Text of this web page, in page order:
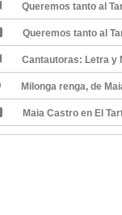
Queremos tanto al
Queremos tanto al
Cantautoras: Letra y
Milonga renga, de
Maia Castro en El